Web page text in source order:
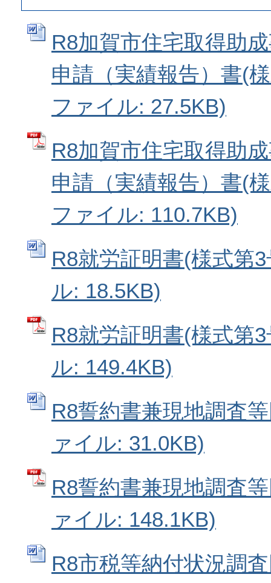
R8加賀市住宅取得助
申請（実績報告）書(
ファイル: 27.5KB)
R8加賀市住宅取得助
申請（実績報告）書(
ファイル: 110.7KB)
R8就労証明書(様式第
ル: 18.5KB)
R8就労証明書(様式第
ル: 149.4KB)
R8誓約書兼現地調査
ァイル: 31.0KB)
R8誓約書兼現地調査
ァイル: 148.1KB)
R8市税等納付状況調